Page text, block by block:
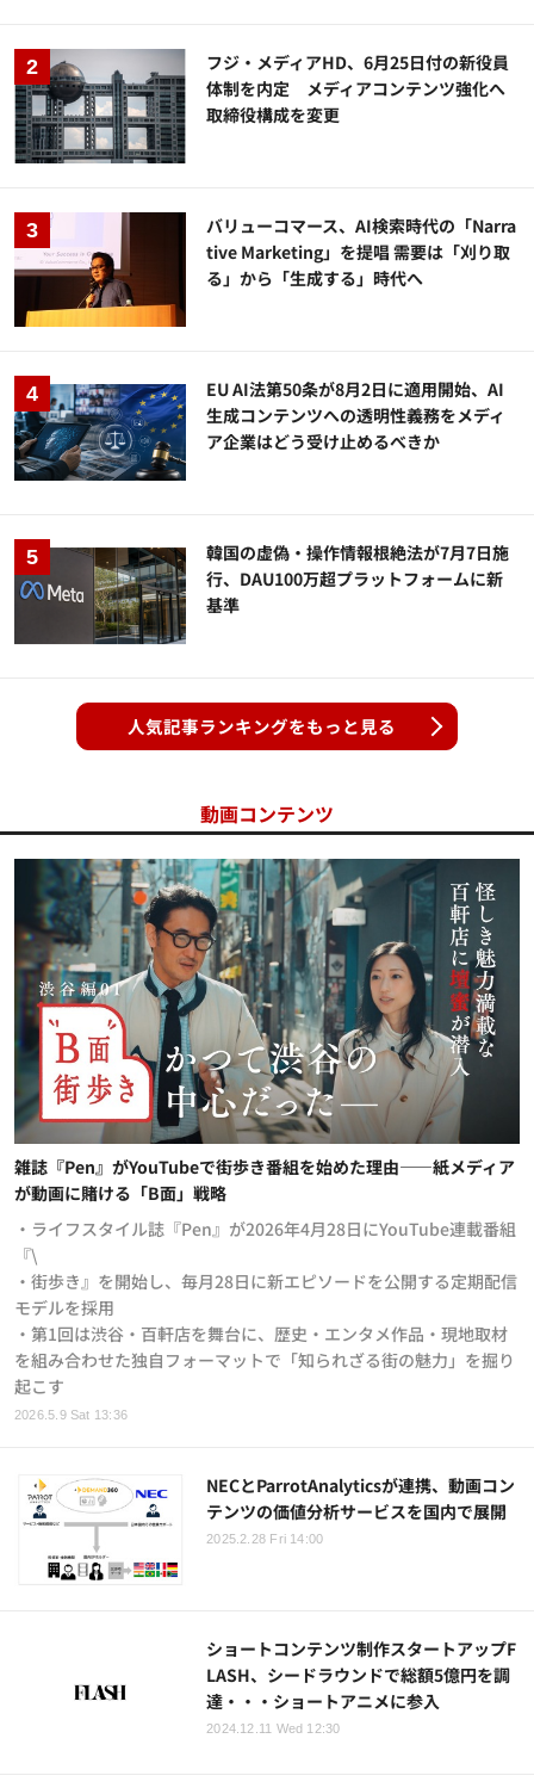
フジ・メディアHD、6月25日付の新役員
体制を内定 メディアコンテンツ強化へ
取締役構成を変更
バリューコマース、AI検索時代の「Narra
tive Marketing」を提唱 需要は「刈り取
る」から「生成する」時代へ
EU AI法第50条が8月2日に適用開始、AI
生成コンテンツへの透明性義務をメディ
ア企業はどう受け止めるべきか
韓国の虚偽・操作情報根絶法が7月7日施
行、DAU100万超プラットフォームに新
基準
人気記事ランキングをもっと見る
動画コンテンツ
2026.5.9 Sat 13:36
雑誌『Pen』がYouTubeで街歩き番組を始めた理由——紙メディア
が動画に賭ける「B面」戦略
・ライフスタイル誌『Pen』が2026年4月28日にYouTube連載番組
『\
・街歩き』を開始し、毎月28日に新エピソードを公開する定期配信
モデルを採用
・第1回は渋谷・百軒店を舞台に、歴史・エンタメ作品・現地取材
を組み合わせた独自フォーマットで「知られざる街の魅力」を掘り
起こす
NECとParrotAnalyticsが連携、動画コン
テンツの価値分析サービスを国内で展開
2025.2.28 Fri 14:00
ショートコンテンツ制作スタートアップF
LASH、シードラウンドで総額5億円を調
達・・・ショートアニメに参入
2024.12.11 Wed 12:30